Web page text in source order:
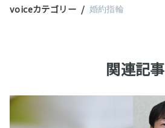
voiceカテゴリー 婚約指輪
関連記事